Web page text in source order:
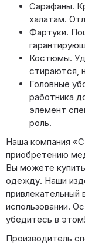
Сарафаны.
халатам.
Фартуки.
Костюмы.
стираются,
Головные
работника
элемент
роль.
Наша компания
приобретению
Вы можете
одежду. Наши
использовании.
убедитесь в этом!
Производитель